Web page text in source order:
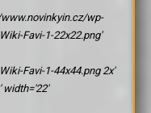
wp-
Favi-1-22x22.png'
Favi-1-44x44.png 2x'
width='22'